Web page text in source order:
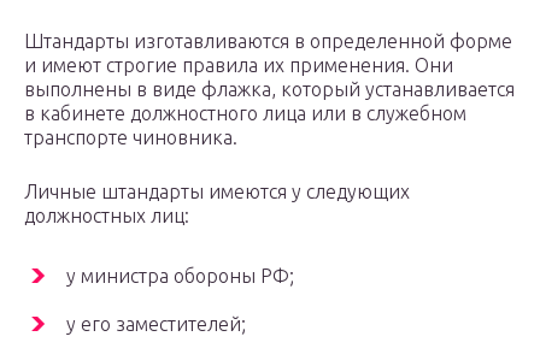
Штандарты изготавливаются в определенной форме
и имеют строгие правила их применения. Они
выполнены в виде флажка, который устанавливается
в кабинете должностного лица или в служебном
транспорте чиновника.
Личные штандарты имеются у следующих
должностных лиц:
у министра обороны РФ;
у его заместителей;